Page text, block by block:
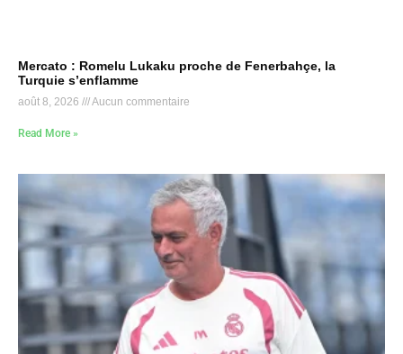
Mercato : Romelu Lukaku proche de Fenerbahçe, la
Turquie s’enflamme
août 8, 2026 Aucun commentaire
Read More »